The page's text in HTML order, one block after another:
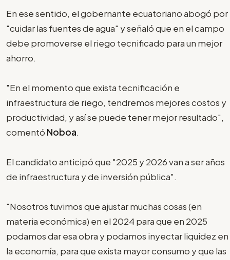
En ese sentido, el gobernante ecuatoriano abogó por
"cuidar las fuentes de agua" y señaló que en el campo
debe promoverse el riego tecnificado para un mejor
ahorro.
"En el momento que exista tecnificación e
infraestructura de riego, tendremos mejores costos y
productividad, y así se puede tener mejor resultado",
comentó Noboa.
El candidato anticipó que "2025 y 2026 van a ser años
de infraestructura y de inversión pública".
"Nosotros tuvimos que ajustar muchas cosas (en
materia económica) en el 2024 para que en 2025
podamos dar esa obra y podamos inyectar liquidez en
la economía, para que exista mayor consumo y que las